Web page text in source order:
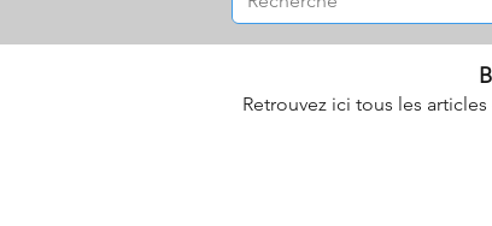
Retrouvez ici tous les